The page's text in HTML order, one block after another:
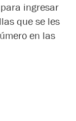
ingresar
que se les
en las